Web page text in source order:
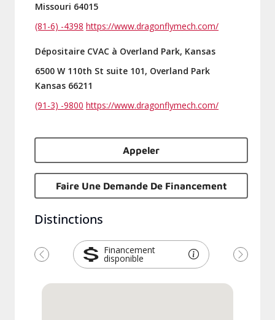
Missouri 64015
(81-6) -4398 https://www.dragonflymech.com/
Dépositaire CVAC à Overland Park, Kansas
6500 W 110th St suite 101, Overland Park
Kansas 66211
(91-3) -9800 https://www.dragonflymech.com/
Appeler
Faire Une Demande De Financement
Distinctions
Financement
disponible
Previous Next